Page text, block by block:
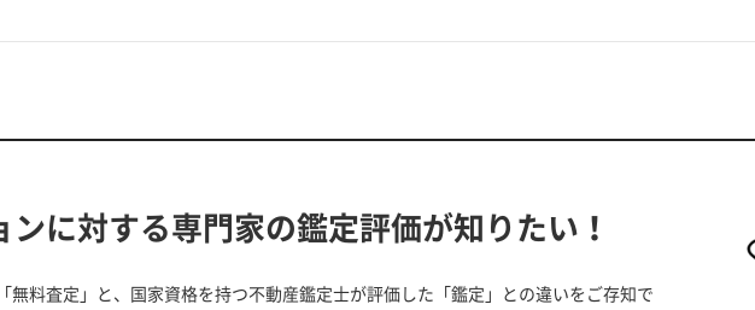
ンに対する専門家の鑑定評価が知りたい！
無料査定」と、国家資格を持つ不動産鑑定士が評価した「鑑定」との違いをご存知で